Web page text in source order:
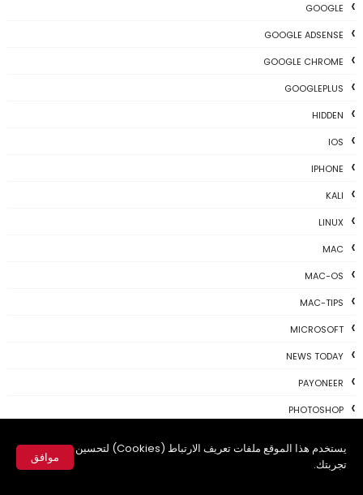
يستخدم هذا الموقع ملفات تعريف الارتباط (Cookies) لتحسين
تجربتك.
موافق
GOOGLE
GOOGLE ADSENSE
GOOGLE CHROME
GOOGLEPLUS
HIDDEN
IOS
IPHONE
KALI
LINUX
MAC
MAC-OS
MAC-TIPS
MICROSOFT
NEWS TODAY
PAYONEER
PHOTOSHOP
PROGRAMS